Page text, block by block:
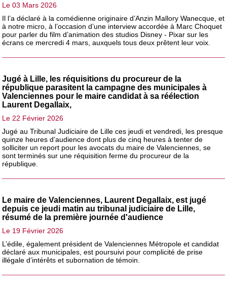
Le 03 Mars 2026
Il l’a déclaré à la comédienne originaire d’Anzin Mallory Wanecque, et
à notre micro, à l’occasion d’une interview accordée à Marc Choquet
pour parler du film d’animation des studios Disney - Pixar sur les
écrans ce mercredi 4 mars, auxquels tous deux prêtent leur voix.
Jugé à Lille, les réquisitions du procureur de la
république parasitent la campagne des municipales à
Valenciennes pour le maire candidat à sa réélection
Laurent Degallaix,
Le 22 Février 2026
Jugé au Tribunal Judiciaire de Lille ces jeudi et vendredi, les presque
quinze heures d’audience dont plus de cinq heures à tenter de
solliciter un report pour les avocats du maire de Valenciennes, se
sont terminés sur une réquisition ferme du procureur de la
république.
Le maire de Valenciennes, Laurent Degallaix, est jugé
depuis ce jeudi matin au tribunal judiciaire de Lille,
résumé de la première journée d'audience
Le 19 Février 2026
L’édile, également président de Valenciennes Métropole et candidat
déclaré aux municipales, est poursuivi pour complicité de prise
illégale d’intérêts et subornation de témoin.